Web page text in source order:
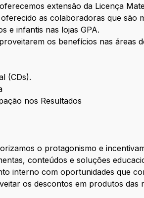
extensão da Licença
as colaboradoras que são
e infantis nas lojas GPA.
os benefícios nas áreas
(CDs).
nos Resultados
o protagonismo e
conteúdos e soluções
interno com oportunidades que
os descontos em produtos das